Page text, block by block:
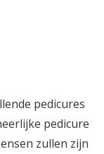
pedicures
pedicure
zullen zijn